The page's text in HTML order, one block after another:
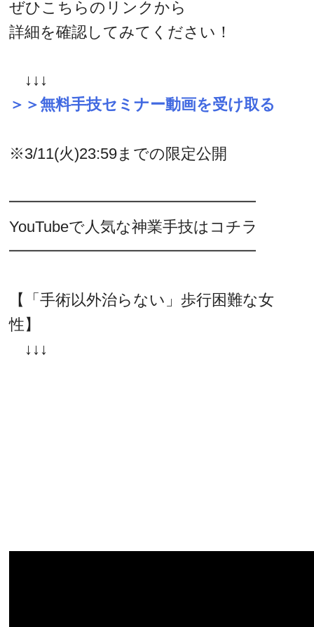
ぜひこちらのリンクから
詳細を確認してみてください！
↓↓↓
＞＞無料手技セミナー動画を受け取る
※3/11(火)23:59までの限定公開
━━━━━━━━━━━━━━━━
YouTubeで人気な神業手技はコチラ
━━━━━━━━━━━━━━━━
【「手術以外治らない」歩行困難な女
性】
↓↓↓